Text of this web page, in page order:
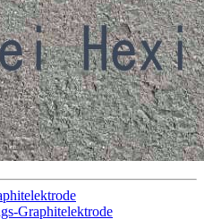
Graphitelektrode